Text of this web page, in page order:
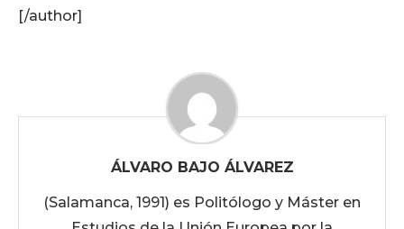
[/author]
ÁLVARO BAJO ÁLVAREZ
(Salamanca, 1991) es Politólogo y Máster en